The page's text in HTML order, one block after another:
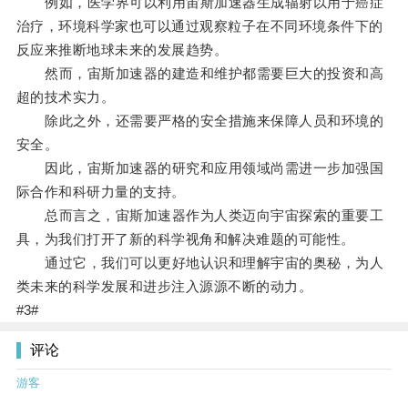
治疗，环境科学家也可以通过观察粒子在不同环境条件下的
反应来推断地球未来的发展趋势。
然而，宙斯加速器的建造和维护都需要巨大的投资和高
超的技术实力。
除此之外，还需要严格的安全措施来保障人员和环境的
安全。
因此，宙斯加速器的研究和应用领域尚需进一步加强国
际合作和科研力量的支持。
总而言之，宙斯加速器作为人类迈向宇宙探索的重要工
具，为我们打开了新的科学视角和解决难题的可能性。
通过它，我们可以更好地认识和理解宇宙的奥秘，为人
类未来的科学发展和进步注入源源不断的动力。
#3#
评论
游客